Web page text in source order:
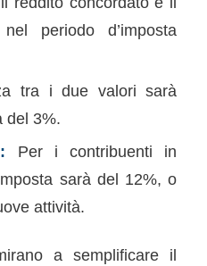
periodo d’imposta
tra i due valori sarà
del 3%.
Per i contribuenti in
sarà del 12%, o
attività.
a semplificare il